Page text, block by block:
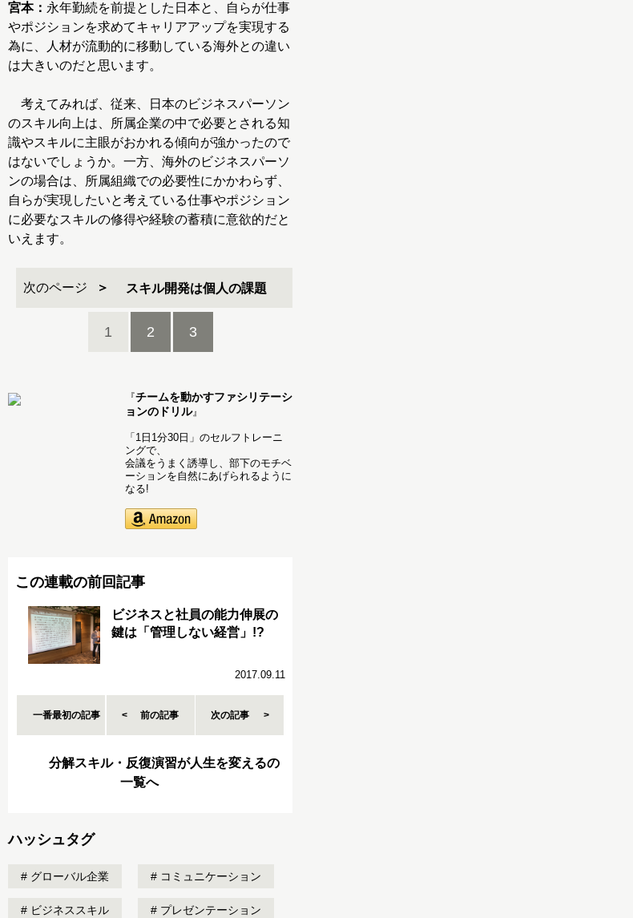
宮本： 永年勤続を前提とした日本と、自らが仕事
やポジションを求めてキャリアアップを実現する
為に、人材が流動的に移動している海外との違い
は大きいのだと思います。
考えてみれば、従来、日本のビジネスパーソン
のスキル向上は、所属企業の中で必要とされる知
識やスキルに主眼がおかれる傾向が強かったので
はないでしょうか。一方、海外のビジネスパーソ
ンの場合は、所属組織での必要性にかかわらず、
自らが実現したいと考えている仕事やポジション
に必要なスキルの修得や経験の蓄積に意欲的だと
いえます。
次のページ スキル開発は個人の課題
1 2 3
『チームを動かすファシリテーシ
ョンのドリル』
「1日1分30日」のセルフトレーニ
ングで、
会議をうまく誘導し、部下のモチベ
ーションを自然にあげられるように
なる!
この連載の前回記事
ビジネスと社員の能力伸展の
鍵は「管理しない経営」!?
2017.09.11
一番最初の記事 前の記事 次の記事
分解スキル・反復演習が人生を変えるの
一覧へ
ハッシュタグ
グローバル企業 コミュニケーション
ビジネススキル プレゼンテーション